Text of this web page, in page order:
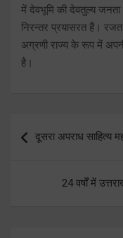
में देवभूमि की देवतुल्य जनता
निरन्तर प्रयासरत हैं।
अग्रणी राज्य के रूप में
है।
navigation
दूसरा अपराध साहित्य
24 वर्षों में